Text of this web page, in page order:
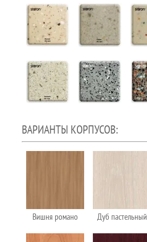
ВАРИАНТЫ КОРПУСОВ:
Вишня романо Дуб пастельный